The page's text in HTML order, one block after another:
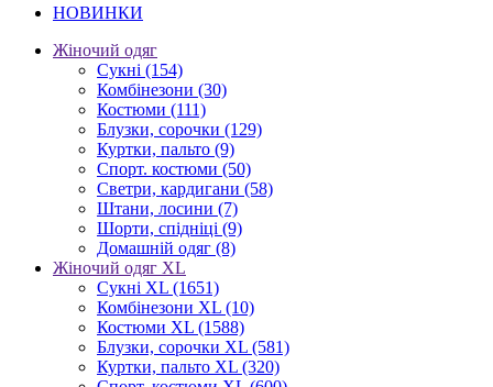
НОВИНКИ
Жіночий одяг
Сукні (154)
Комбінезони (30)
Костюми (111)
Блузки, сорочки (129)
Куртки, пальто (9)
Спорт. костюми (50)
Светри, кардигани (58)
Штани, лосини (7)
Шорти, спідніці (9)
Домашній одяг (8)
Жіночий одяг XL
Cукні XL (1651)
Комбінезони XL (10)
Костюми XL (1588)
Блузки, сорочки XL (581)
Куртки, пальто XL (320)